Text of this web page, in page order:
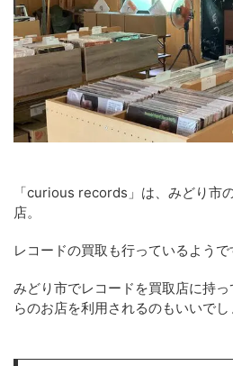
「curious records」は、みどり市
店。
レコードの買取も行っているようで
みどり市でレコードを買取店に持
らのお店を利用されるのもいいでし